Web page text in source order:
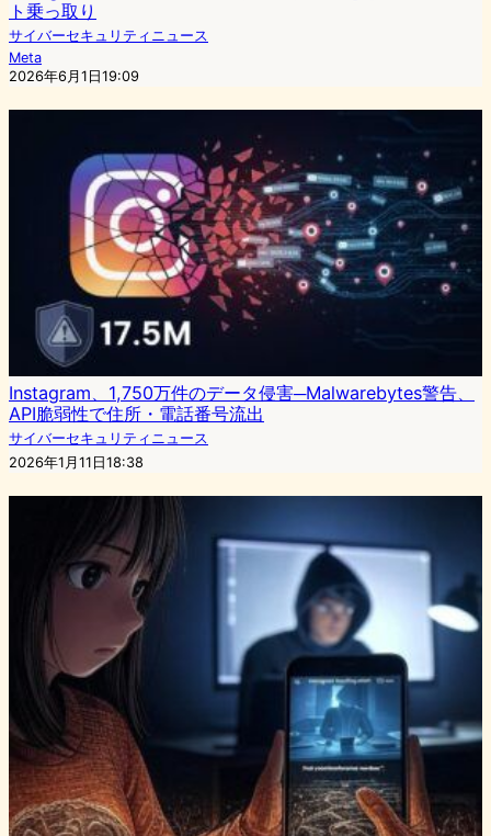
ト乗っ取り
サイバーセキュリティニュース
Meta
2026年6月1日19:09
Instagram、1,750万件のデータ侵害─Malwarebytes警告、
API脆弱性で住所・電話番号流出
サイバーセキュリティニュース
2026年1月11日18:38